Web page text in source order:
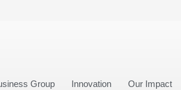
Group Innovation Our Impact